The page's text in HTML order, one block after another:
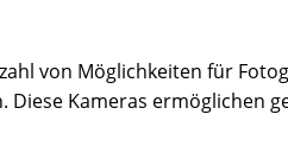
von Möglichkeiten für
Kameras ermöglichen